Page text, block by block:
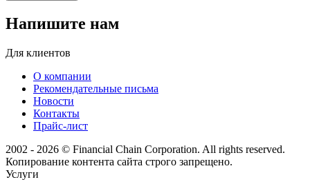
Напишите нам
Для клиентов
О компании
Рекомендательные письма
Новости
Контакты
Прайс-лист
2002 - 2026 © Financial Chain Corporation. All rights reserved.
Копирование контента сайта строго запрещено.
Услуги